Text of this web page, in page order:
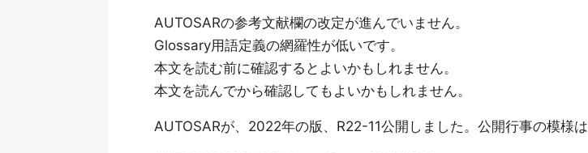
AUTOSARの参考文献欄の改定が進んでいません。
Glossary用語定義の網羅性が低いです。
本文を読む前に確認するとよいかもしれません。
本文を読んでから確認してもよいかもしれません。
AUTOSARが、2022年の版、R22-11公開しました。公開行事の模様は